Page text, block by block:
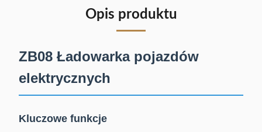
Opis produktu
ZB08 Ładowarka pojazdów
elektrycznych
Kluczowe funkcje